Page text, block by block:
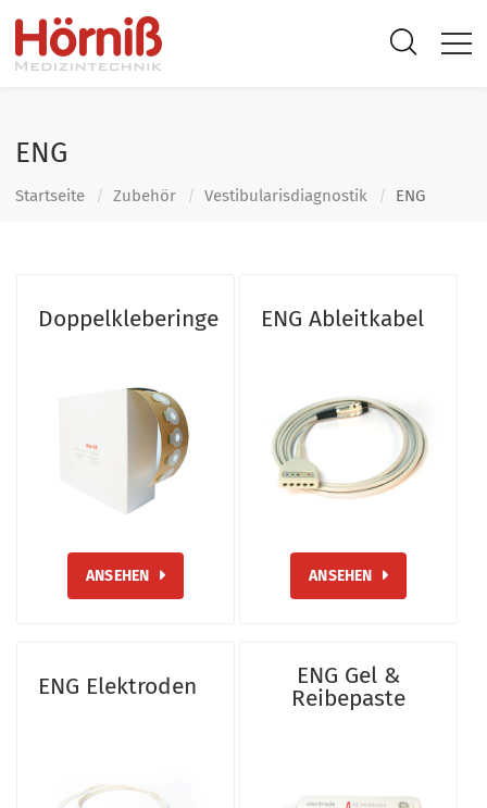
ENG
Startseite Zubehör Vestibularis­diagnostik ENG
Doppelkleberinge
ANSEHEN
ENG Ableitkabel
ANSEHEN
ENG Elektroden
ENG Gel &
Reibepaste